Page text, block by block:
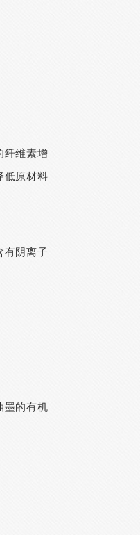
纤维素增
低原材料
有阴离子
墨的有机